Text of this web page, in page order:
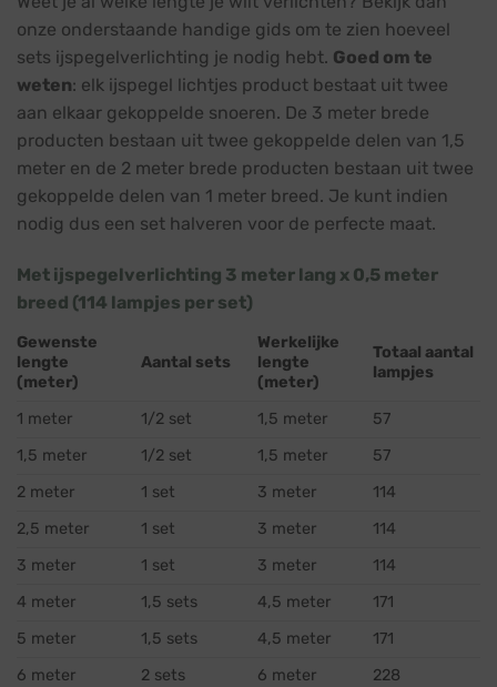
onze onderstaande handige gids om te zien hoeveel
sets ijspegelverlichting je nodig hebt. Goed om te
weten: elk ijspegel lichtjes product bestaat uit twee
aan elkaar gekoppelde snoeren. De 3 meter brede
producten bestaan uit twee gekoppelde delen van 1,5
meter en de 2 meter brede producten bestaan uit twee
gekoppelde delen van 1 meter breed. Je kunt indien
nodig dus een set halveren voor de perfecte maat.
Met ijspegelverlichting 3 meter lang x 0,5 meter
breed (114 lampjes per set)
Gewenste
lengte
(meter)
Aantal sets
Werkelijke
lengte
(meter)
Totaal aantal
lampjes
1 meter 1/2 set 1,5 meter
57
1,5 meter
1/2 set 1,5 meter
57
2 meter
1 set 3 meter
114
2,5 meter
1 set 3 meter
114
3 meter
1 set 3 meter
114
4 meter
1,5 sets 4,5 meter
171
5 meter
1,5 sets 4,5 meter
171
6 meter
2 sets 6 meter
228